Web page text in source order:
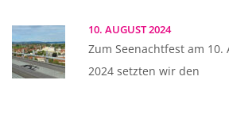
10. AUGUST 2024
Zum Seenachtfest am 10.
2024 setzten wir den